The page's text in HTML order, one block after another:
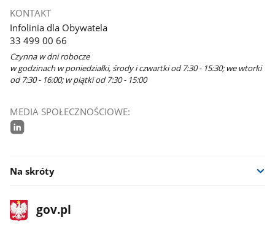
KONTAKT
Infolinia dla Obywatela
33 499 00 66
Czynna w dni robocze
w godzinach w poniedziałki, środy i czwartki od 7:30 - 15:30; we wtorki
od 7:30 - 16:00; w piątki od 7:30 - 15:00
MEDIA SPOŁECZNOŚCIOWE:
Na skróty
stopka
gov.plStrona
gov.pl